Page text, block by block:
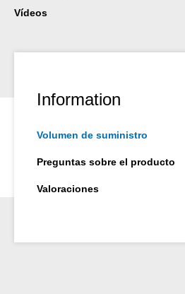
Vídeos
Information
Volumen de suministro
Preguntas sobre el producto
Valoraciones